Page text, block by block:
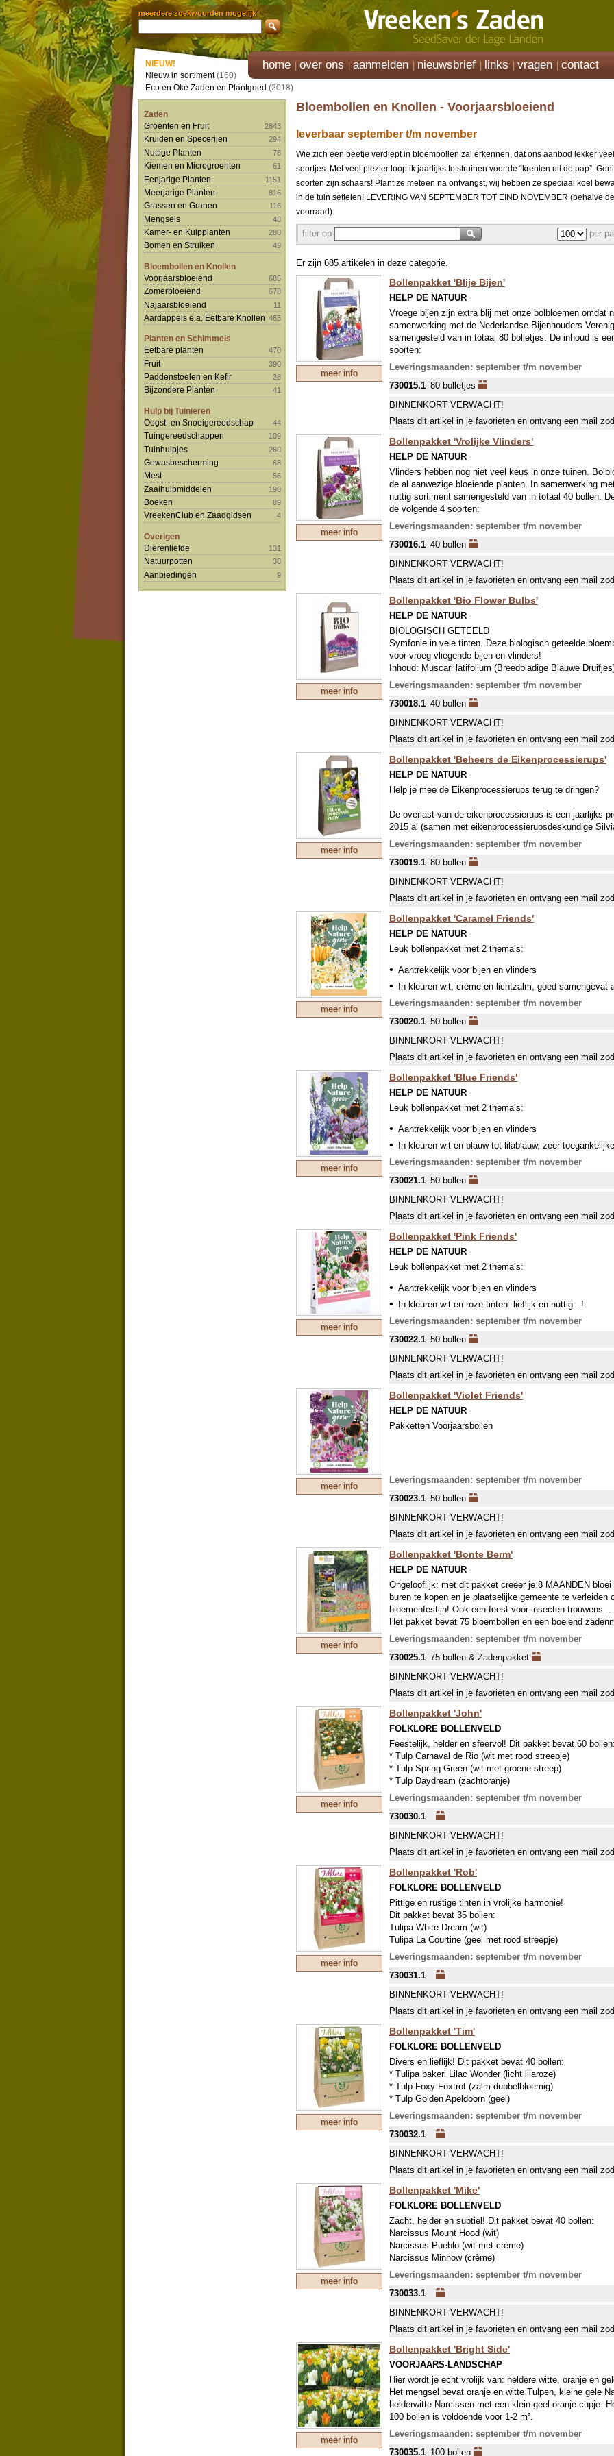
meerdere zoekwoorden mogelijk
home over ons aanmelden nieuwsbrief links vragen contact
NIEUW!
Nieuw in sortiment(160)
Eco en Oké Zaden en Plantgoed (2018)
Zaden
Groenten en Fruit
2843
Kruiden en Specerijen 294
Nuttige Planten 78
Kiemen en Microgroenten 61
Eenjarige Planten 1151
Meerjarige Planten 816
Grassen en Granen 116
Mengsels 48
Kamer- en Kuipplanten 280
Bomen en Struiken 49
Bloembollen en Knollen
Voorjaarsbloeiend
685
Zomerbloeiend 678
Najaarsbloeiend 11
Aardappels e.a. Eetbare Knollen 465
Planten en Schimmels
Eetbare planten
470
Fruit 390
Paddenstoelen en Kefir 28
Bijzondere Planten 41
Hulp bij Tuinieren
Oogst- en Snoeigereedschap
44
Tuingereedschappen 109
Tuinhulpjes 260
Gewasbescherming 68
Mest 56
Zaaihulpmiddelen 190
Boeken 89
VreekenClub en Zaadgidsen 4
Overigen
Dierenliefde
131
Natuurpotten 38
Aanbiedingen 9
Bloembollen en Knollen - Voorjaarsbloeiend
leverbaar september t/m november
Wie zich een beetje verdiept in bloembollen zal erkennen, dat ons aanbod lekker
soortjes. Met veel plezier loop ik jaarlijks te struinen voor de “krenten uit de pap”.
soorten zijn schaars! Plant ze meteen na ontvangst, wij hebben ze speciaal koel
in de tuin settelen! LEVERING VAN SEPTEMBER TOT EIND NOVEMBER (behalve
voorraad).
filter op per
Er zijn 685 artikelen in deze categorie.
meer info
Bollenpakket 'Blije Bijen'
HELP DE NATUUR
Vroege bijen zijn extra blij met onze bolbloemen omdat
samenwerking met de Nederlandse Bijenhouders
samengesteld van in totaal 80 bolletjes. De inhoud is
soorten:
Anemone blanda Blue Shades
Chionodoxa lucilae
Crocus Tommasinianus Ruby Giant
Muscari armeniacum
Tulipa linifolia
Leveringsmaanden: september t/m november
730015.1 80 bolletjes
BINNENKORT VERWACHT!
Plaats dit artikel in je favorieten en ontvang een mail
meer info
Bollenpakket 'Vrolijke Vlinders'
HELP DE NATUUR
Vlinders hebben nog niet veel keus in onze tuinen.
de al aanwezige bloeiende planten. In samenwerking
nuttig sortiment samengesteld van in totaal 40 bollen.
de volgende 4 soorten:
Allium nigrum
Allium Purple Sensation
Allium sphaerocephalon
Nectaroscordum siculum
Leveringsmaanden: september t/m november
730016.1 40 bollen
BINNENKORT VERWACHT!
Plaats dit artikel in je favorieten en ontvang een mail
meer info
Bollenpakket 'Bio Flower Bulbs'
HELP DE NATUUR
BIOLOGISCH GETEELD
Symfonie in vele tinten. Deze biologisch geteelde
voor vroeg vliegende bijen en vlinders!
Inhoud: Muscari latifolium (Breedbladige Blauwe
Krokussen), Crocus Grand Maitre (Lichtblauwe
Witgestreepte Krokussen), Chionodoxa Pink Giant
(Buishyacint), Scilla siberica (Oosterse Sterhyacint),
Narcis) en Fritillaria uva-vulpis (Vossedruif).
Leveringsmaanden: september t/m november
730018.1 40 bollen
BINNENKORT VERWACHT!
Plaats dit artikel in je favorieten en ontvang een mail
meer info
Bollenpakket 'Beheers de Eikenprocessierups'
HELP DE NATUUR
Help je mee de Eikenprocessierups terug te dringen?
De overlast van de eikenprocessierups is een jaarlijks
2015 al (samen met eikenprocessierupsdeskundige
bestrijding van de eikenprocessierups. Het geheim is:
eikenprocessierups d.m.v. het planten van
De kweker heeft speciaal hiervoor een bollenmengsel
rondom eikenbomen worden de gaasvlieg, sluipwesp,
waarna deze vijanden de rups kunnen bestrijden.
De bloembollen uit de pakketten bloeien vroeg in het
vroeg in het seizoen geactiveerd worden. Het is
Leveringsmaanden: september t/m november
730019.1 80 bollen
BINNENKORT VERWACHT!
Plaats dit artikel in je favorieten en ontvang een mail
meer info
Bollenpakket 'Caramel Friends'
HELP DE NATUUR
Leuk bollenpakket met 2 thema’s:
Aantrekkelijk voor bijen en vlinders
In kleuren wit, crème en lichtzalm, goed samengevat
De hoogte van de 50 bollen varieert van 10-90 cm en
Leveringsmaanden: september t/m november
730020.1 50 bollen
BINNENKORT VERWACHT!
Plaats dit artikel in je favorieten en ontvang een mail
meer info
Bollenpakket 'Blue Friends'
HELP DE NATUUR
Leuk bollenpakket met 2 thema’s:
Aantrekkelijk voor bijen en vlinders
In kleuren wit en blauw tot lilablauw, zeer
De hoogte van de 50 bollen varieert van 10-60 cm en
Leveringsmaanden: september t/m november
730021.1 50 bollen
BINNENKORT VERWACHT!
Plaats dit artikel in je favorieten en ontvang een mail
meer info
Bollenpakket 'Pink Friends'
HELP DE NATUUR
Leuk bollenpakket met 2 thema’s:
Aantrekkelijk voor bijen en vlinders
In kleuren wit en roze tinten: lieflijk en nuttig...!
De hoogte van de 50 bollen varieert van 10-60 cm en
Leveringsmaanden: september t/m november
730022.1 50 bollen
BINNENKORT VERWACHT!
Plaats dit artikel in je favorieten en ontvang een mail
meer info
Bollenpakket 'Violet Friends'
HELP DE NATUUR
Pakketten Voorjaarsbollen
Leveringsmaanden: september t/m november
730023.1 50 bollen
BINNENKORT VERWACHT!
Plaats dit artikel in je favorieten en ontvang een mail
meer info
Bollenpakket 'Bonte Berm'
HELP DE NATUUR
Ongelooflijk: met dit pakket creëer je 8 MAANDEN
buren te kopen en je plaatselijke gemeente te
bloemenfestijn! Ook een feest voor insecten trouwens...
Het pakket bevat 75 bloembollen en een boeiend
Leveringsmaanden: september t/m november
730025.1 75 bollen & Zadenpakket
BINNENKORT VERWACHT!
Plaats dit artikel in je favorieten en ontvang een mail
meer info
Bollenpakket 'John'
FOLKLORE BOLLENVELD
Feestelijk, helder en sfeervol! Dit pakket bevat 60 bollen:
* Tulp Carnaval de Rio (wit met rood streepje)
* Tulp Spring Green (wit met groene streep)
* Tulp Daydream (zachtoranje)
* Tulp Mount Tacoma (dubbelbloemig wit)
* Narcis Triandrus Thalia (wit)
* Narcis Geranium (wit met oranje cupje)
Of soorten met dezelfde kleur.
Leveringsmaanden: september t/m november
730030.1
BINNENKORT VERWACHT!
Plaats dit artikel in je favorieten en ontvang een mail
meer info
Bollenpakket 'Rob'
FOLKLORE BOLLENVELD
Pittige en rustige tinten in vrolijke harmonie!
Dit pakket bevat 35 bollen:
Tulipa White Dream (wit)
Tulipa La Courtine (geel met rood streepje)
Tulipa Carnaval de Rio (wit met rood streepje)
Tulipa Pieter de Leur (dieprood)
Tulipa Merlot (donkerpurper)
Tulipa White Triumphator (wit)
Of rassen, die dezelfde kleur hebben.
Leveringsmaanden: september t/m november
730031.1
BINNENKORT VERWACHT!
Plaats dit artikel in je favorieten en ontvang een mail
meer info
Bollenpakket 'Tim'
FOLKLORE BOLLENVELD
Divers en lieflijk! Dit pakket bevat 40 bollen:
* Tulipa bakeri Lilac Wonder (licht lilaroze)
* Tulp Foxy Foxtrot (zalm dubbelbloemig)
* Tulp Golden Apeldoorn (geel)
* Tulp Exotic Emperor (wit met groen, dubbelbloemig)
* Tulp Hakuun (helderwit)
* Hyacint City of Harlem (zachtgeel)
Of soorten met dezelfde kleur.
Leveringsmaanden: september t/m november
730032.1
BINNENKORT VERWACHT!
Plaats dit artikel in je favorieten en ontvang een mail
meer info
Bollenpakket 'Mike'
FOLKLORE BOLLENVELD
Zacht, helder en subtiel! Dit pakket bevat 40 bollen:
Narcissus Mount Hood (wit)
Narcissus Pueblo (wit met crème)
Narcissus Minnow (crème)
Tulipa Pink Impression (zilverroze)
Tulipa Hakuun (wit)
Tulipa White Triumphator (wit)
(Of soorten met dezelfde kleur)
Leveringsmaanden: september t/m november
730033.1
BINNENKORT VERWACHT!
Plaats dit artikel in je favorieten en ontvang een mail
meer info
Bollenpakket 'Bright Side'
VOORJAARS-LANDSCHAP
Hier wordt je echt vrolijk van: heldere witte, oranje en
Het mengsel bevat oranje en witte Tulpen, kleine gele
helderwitte Narcissen met een klein geel-oranje cupje.
100 bollen is voldoende voor 1-2 m².
Leveringsmaanden: september t/m november
730035.1 100 bollen